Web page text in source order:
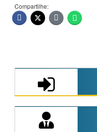
Compartilhe: